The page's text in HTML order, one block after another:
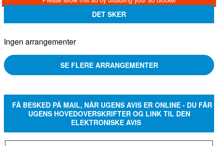
DET SKER
Ingen arrangementer
SE FLERE ARRANGEMENTER
FÅ BESKED PÅ MAIL, NÅR UGENS AVIS ER ONLINE - DU FÅR
UGENS HOVEDOVERSKRIFTER OG LINK TIL DEN
ELEKTRONISKE AVIS